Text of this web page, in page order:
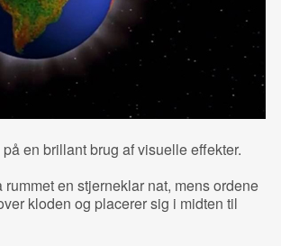
en brillant brug af visuelle effekter.
en stjerneklar nat, mens ordene
kloden og placerer sig i midten til